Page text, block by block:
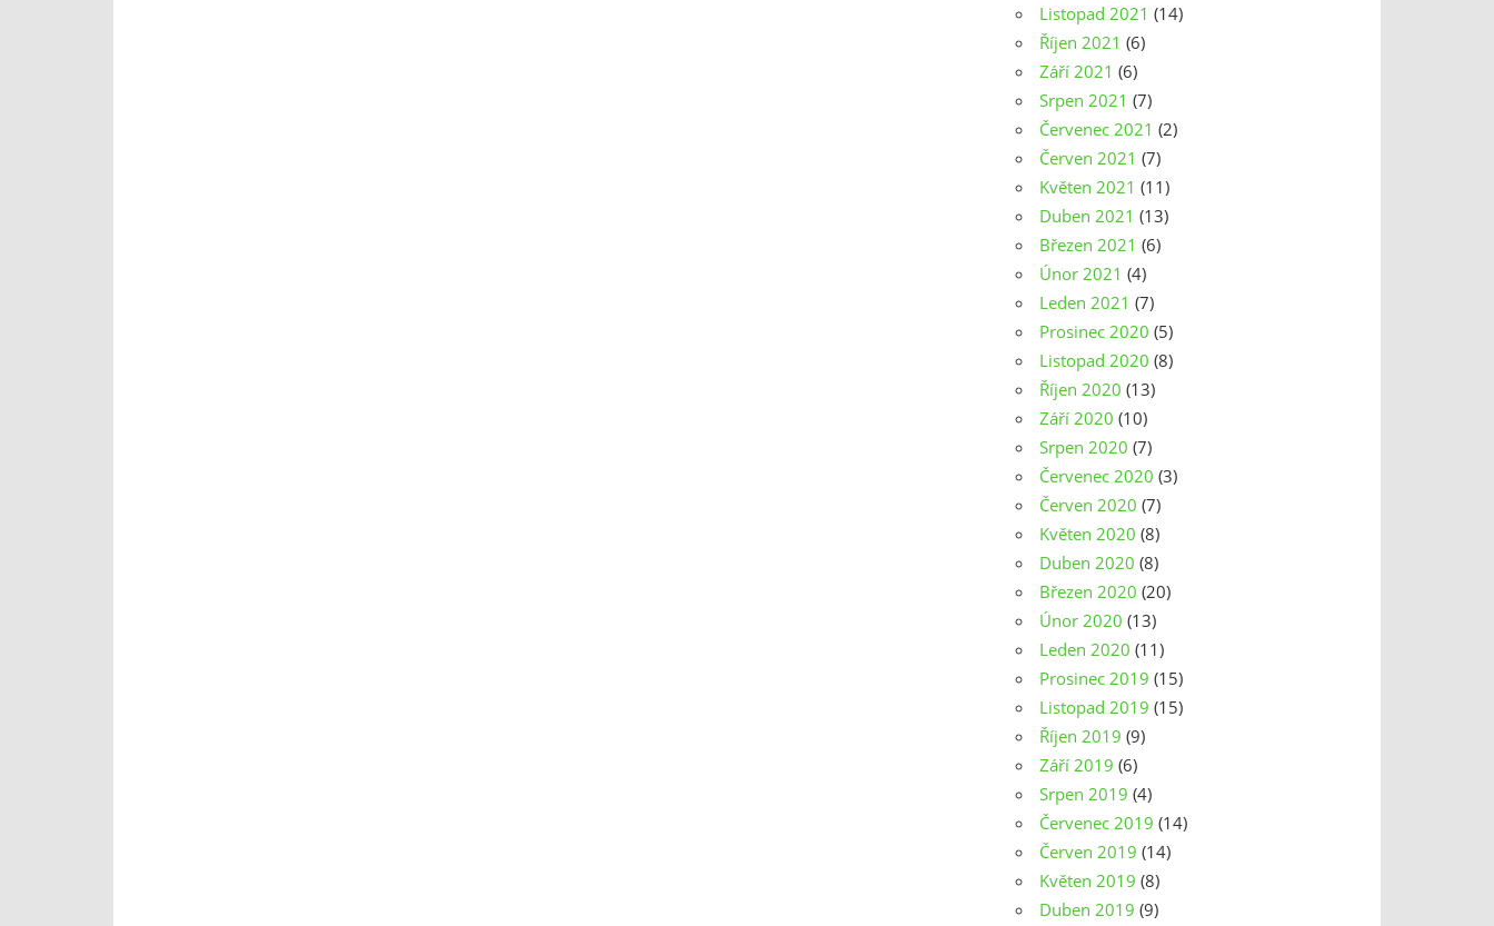
Listopad 2021 (14)
Říjen 2021 (6)
Září 2021 (6)
Srpen 2021 (7)
Červenec 2021 (2)
Červen 2021 (7)
Květen 2021 (11)
Duben 2021 (13)
Březen 2021 (6)
Únor 2021 (4)
Leden 2021 (7)
Prosinec 2020 (5)
Listopad 2020 (8)
Říjen 2020 (13)
Září 2020 (10)
Srpen 2020 (7)
Červenec 2020 (3)
Červen 2020 (7)
Květen 2020 (8)
Duben 2020 (8)
Březen 2020 (20)
Únor 2020 (13)
Leden 2020 (11)
Prosinec 2019 (15)
Listopad 2019 (15)
Říjen 2019 (9)
Září 2019 (6)
Srpen 2019 (4)
Červenec 2019 (14)
Červen 2019 (14)
Květen 2019 (8)
Duben 2019 (9)